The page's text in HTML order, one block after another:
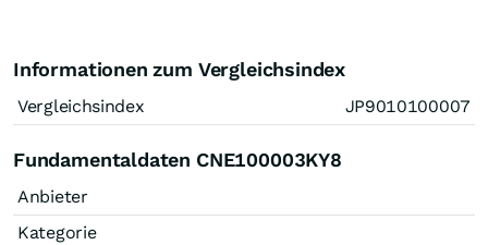
Informationen zum Vergleichsindex
Vergleichsindex JP9010100007
Fundamentaldaten CNE100003KY8
Anbieter
Kategorie